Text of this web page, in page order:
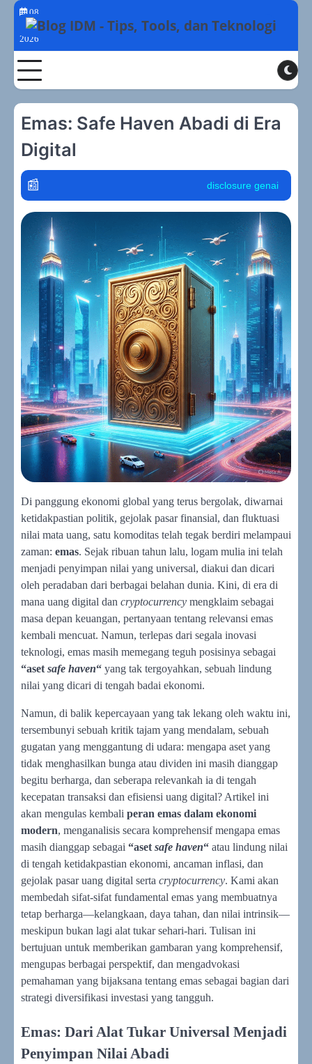
Skip
content
08
Agustus
2026
Toggle
Emas: Safe Haven Abadi di Era
Digital
policy graph
Di panggung ekonomi global yang terus bergolak, diwarnai
ketidakpastian politik, gejolak pasar finansial, dan fluktuasi
nilai mata uang, satu komoditas telah tegak berdiri melampaui
zaman: emas. Sejak ribuan tahun lalu, logam mulia ini telah
menjadi penyimpan nilai yang universal, diakui dan dicari
oleh peradaban dari berbagai belahan dunia. Kini, di era di
mana uang digital dan cryptocurrency mengklaim sebagai
masa depan keuangan, pertanyaan tentang relevansi emas
kembali mencuat. Namun, terlepas dari segala inovasi
teknologi, emas masih memegang teguh posisinya sebagai
“aset safe haven“ yang tak tergoyahkan, sebuah lindung
nilai yang dicari di tengah badai ekonomi.
Namun, di balik kepercayaan yang tak lekang oleh waktu ini,
tersembunyi sebuah kritik tajam yang mendalam, sebuah
gugatan yang menggantung di udara: mengapa aset yang
tidak menghasilkan bunga atau dividen ini masih dianggap
begitu berharga, dan seberapa relevankah ia di tengah
kecepatan transaksi dan efisiensi uang digital? Artikel ini
akan mengulas kembali peran emas dalam ekonomi
modern, menganalisis secara komprehensif mengapa emas
masih dianggap sebagai “aset safe haven“ atau lindung nilai
di tengah ketidakpastian ekonomi, ancaman inflasi, dan
gejolak pasar uang digital serta cryptocurrency. Kami akan
membedah sifat-sifat fundamental emas yang membuatnya
tetap berharga—kelangkaan, daya tahan, dan nilai intrinsik—
meskipun bukan lagi alat tukar sehari-hari. Tulisan ini
bertujuan untuk memberikan gambaran yang komprehensif,
mengupas berbagai perspektif, dan mengadvokasi
pemahaman yang bijaksana tentang emas sebagai bagian dari
strategi diversifikasi investasi yang tangguh.
Emas: Dari Alat Tukar Universal Menjadi
Penyimpan Nilai Abadi